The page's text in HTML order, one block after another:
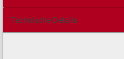
Technische Details